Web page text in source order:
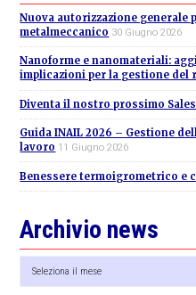
Nuova autorizzazione generale
metalmeccanico 30 Giugno 2026
Nanoforme e nanomateriali:
implicazioni per la gestione del
Diventa il nostro prossimo
Guida INAIL 2026 – Gestione
lavoro 11 Giugno 2026
Benessere termoigrometrico e
Archivio news
news